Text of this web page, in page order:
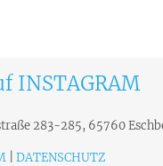
INSTAGRAM
283-285, 65760
| DATENSCHUTZ